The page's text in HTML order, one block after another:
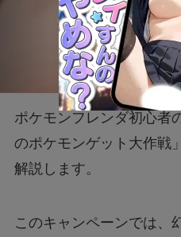
ポケモンフレンダ初心者
のポケモンゲット大作戦
解説します。
このキャンペーンでは、